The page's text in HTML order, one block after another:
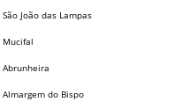
São João das Lampas
Mucifal
Abrunheira
Almargem do Bispo